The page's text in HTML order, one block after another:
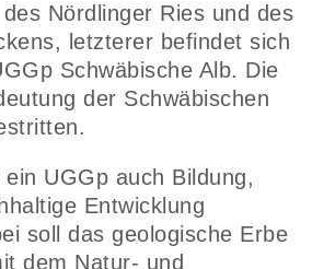
Nördlinger Ries und des
letzterer befindet sich
Schwäbische Alb. Die
der Schwäbischen
UGGp auch Bildung,
Entwicklung
soll das geologische Erbe
dem Natur- und